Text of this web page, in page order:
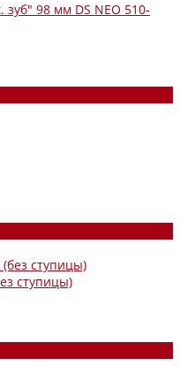
98 мм DS NEO 510-
ступицы)